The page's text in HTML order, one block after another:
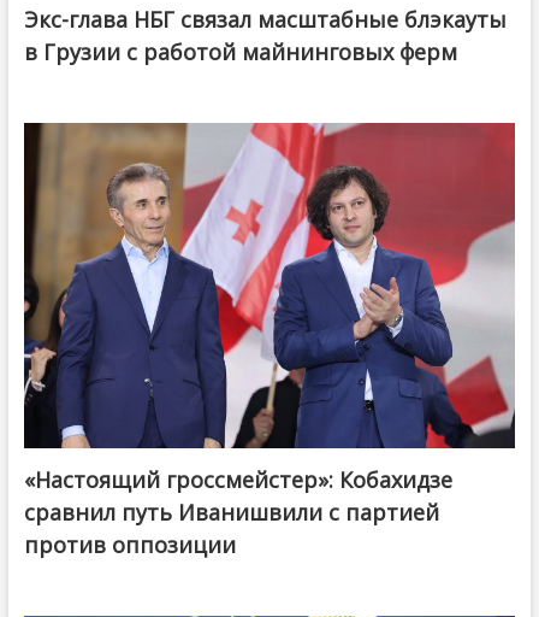
Экс-глава НБГ связал масштабные блэкауты
в Грузии с работой майнинговых ферм
@ქართული ოცნება / Georgian Dream
«Настоящий гроссмейстер»: Кобахидзе
сравнил путь Иванишвили с партией
против оппозиции